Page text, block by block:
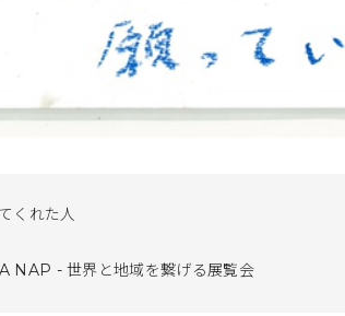
くれた人
NAP - 世界と地域を繋げる展覧会